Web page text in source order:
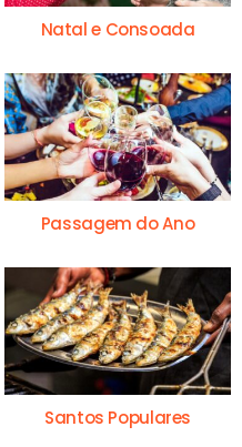
Natal e Consoada
Passagem do Ano
Santos Populares